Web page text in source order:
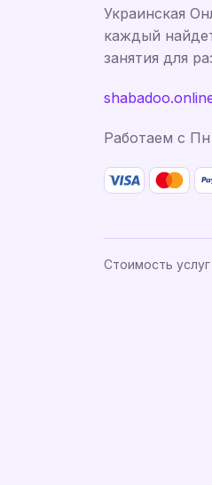
Украинская
каждый
занятия для
Работаем с Пн
Стоимость